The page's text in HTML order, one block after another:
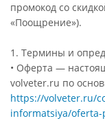
промокод со
«Поощрение»).
1. Термины и
• Оферта —
volveter.ru по
https://volveter.ru/
informatsiya/